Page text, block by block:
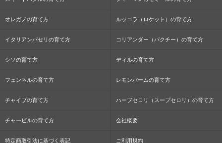
オレガノの育て方 ルッコラ（ロケット）の育て方
イタリアンパセリの育て方 コリアンダー（パクチー）の育て方
シソの育て方 ディルの育て方
フェンネルの育て方 レモンバームの育て方
チャイブの育て方 ハーブセロリ（スープセロリ）の育て方
チャービルの育て方 会社概要
特定商取引法に基づく表記 ご利用規約